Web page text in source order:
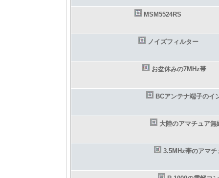
MSM5524RS
ノイズフィルター
お盆休みの7MHz帯
BCアンテナ端子のイ
大陸のアマチュア無
3.5MHz帯のアマチ